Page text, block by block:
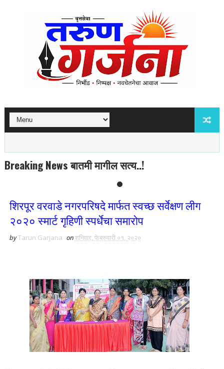
Breaking News बातमी मागील सत्य..!
शिरपूर वरवाडे नगरपरिषदे मार्फत स्वच्छ सर्वेक्षण लीग
२०२० स्मार्ट गृहिणी स्पर्धेचा समारोप
byTarun Garjana onशनिवार, फेब्रुवारी ०१, २०२०